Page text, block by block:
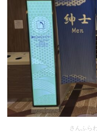
さんふら